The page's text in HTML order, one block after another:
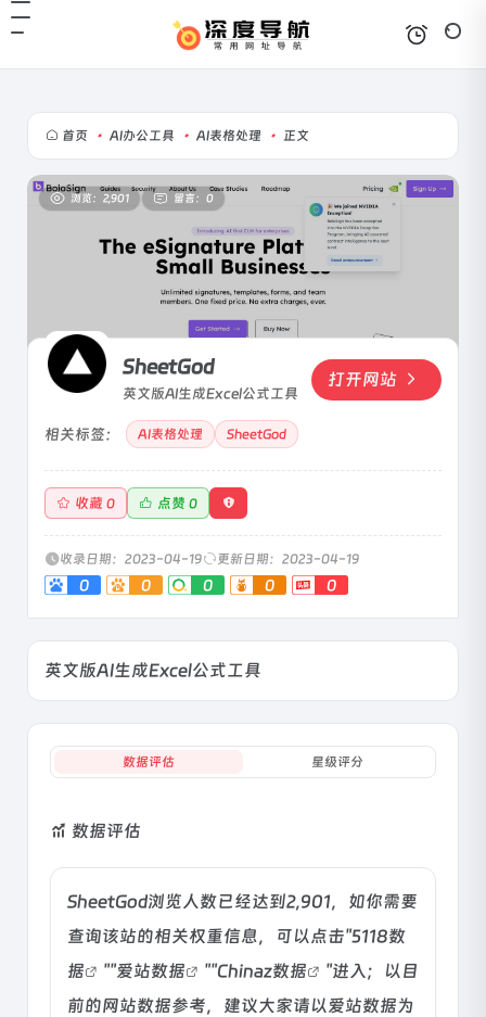
首页 • AI办公工具 • AI表格处理 • 正文
浏览：2,901 留言：0
SheetGod
英文版AI生成Excel公式工具
打开网站
相关标签： AI表格处理 SheetGod
收藏 0 点赞 0
收录日期：2023-04-19 更新日期：2023-04-19
0 0 0 0 0
英文版AI生成Excel公式工具
数据评估 星级评分
数据评估
SheetGod浏览人数已经达到2,901，如你需要
查询该站的相关权重信息，可以点击"5118数
据
""爱站数据 ""Chinaz数据
"进入；以目
前的网站数据参考，建议大家请以爱站数据为